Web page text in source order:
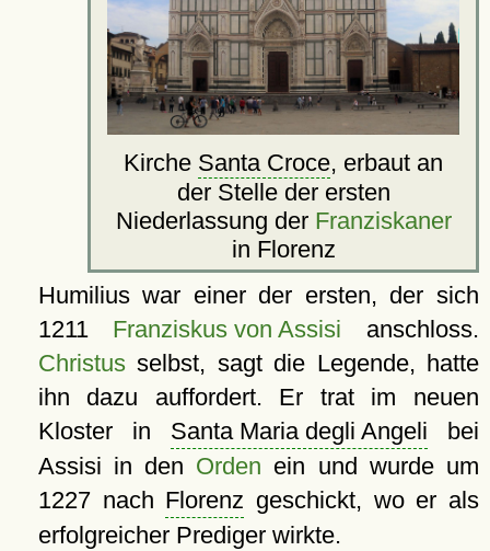
Kirche Santa Croce, erbaut an
der Stelle der ersten
Niederlassung der Franziskaner
in Florenz
Humilius war einer der ersten, der sich
1211 Franziskus von Assisi anschloss.
Christusselbst, sagt die Legende, hatte
ihn dazu auffordert. Er trat im neuen
Kloster in Santa Maria degli Angeli bei
Assisi in den Orden ein und wurde um
1227 nach Florenz geschickt, wo er als
erfolgreicher Prediger wirkte.